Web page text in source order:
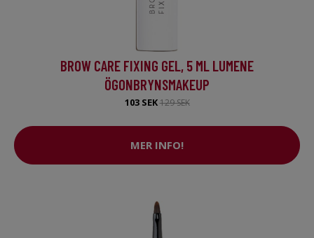
BROW CARE FIXING GEL, 5 ML LUMENE
ÖGONBRYNSMAKEUP
103 SEK129 SEK
MER INFO!